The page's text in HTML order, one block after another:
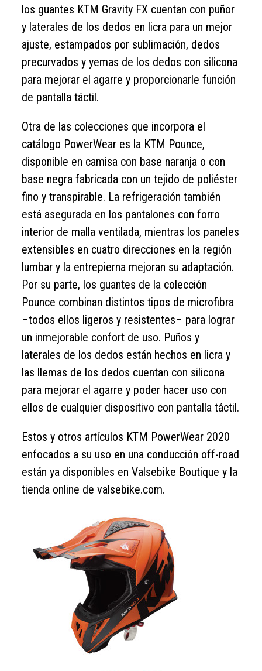
los guantes KTM Gravity FX cuentan con puñor
y laterales de los dedos en licra para un mejor
ajuste, estampados por sublimación, dedos
precurvados y yemas de los dedos con silicona
para mejorar el agarre y proporcionarle función
de pantalla táctil.
Otra de las colecciones que incorpora el
catálogo PowerWear es la KTM Pounce,
disponible en camisa con base naranja o con
base negra fabricada con un tejido de poliéster
fino y transpirable. La refrigeración también
está asegurada en los pantalones con forro
interior de malla ventilada, mientras los paneles
extensibles en cuatro direcciones en la región
lumbar y la entrepierna mejoran su adaptación.
Por su parte, los guantes de la colección
Pounce combinan distintos tipos de microfibra
–todos ellos ligeros y resistentes– para lograr
un inmejorable confort de uso. Puños y
laterales de los dedos están hechos en licra y
las llemas de los dedos cuentan con silicona
para mejorar el agarre y poder hacer uso con
ellos de cualquier dispositivo con pantalla táctil.
Estos y otros artículos KTM PowerWear 2020
enfocados a su uso en una conducción off-road
están ya disponibles en Valsebike Boutique y la
tienda online de valsebike.com.